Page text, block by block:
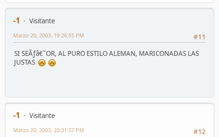
-1
Visitante
#11
Marzo 20, 2003, 19:26:55 PM
SI SEÃƒâ€˜OR, AL PURO ESTILO ALEMAN, MARICONADAS LAS
JUSTAS
-1
Visitante
#12
Marzo 20, 2003, 20:31:57 PM